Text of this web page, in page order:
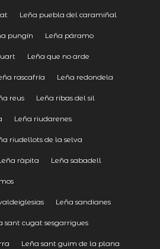
Leña puebla del caramiñal
pungín Leña páramo
Leña que no arde
rascafría Leña redondela
reus Leña ribas del sil
Leña riudarenes
riudellots de la selva
ràpita Leña sabadell
Leña sandianes
sant cugat sesgarrigues
Leña sant guim de la plana